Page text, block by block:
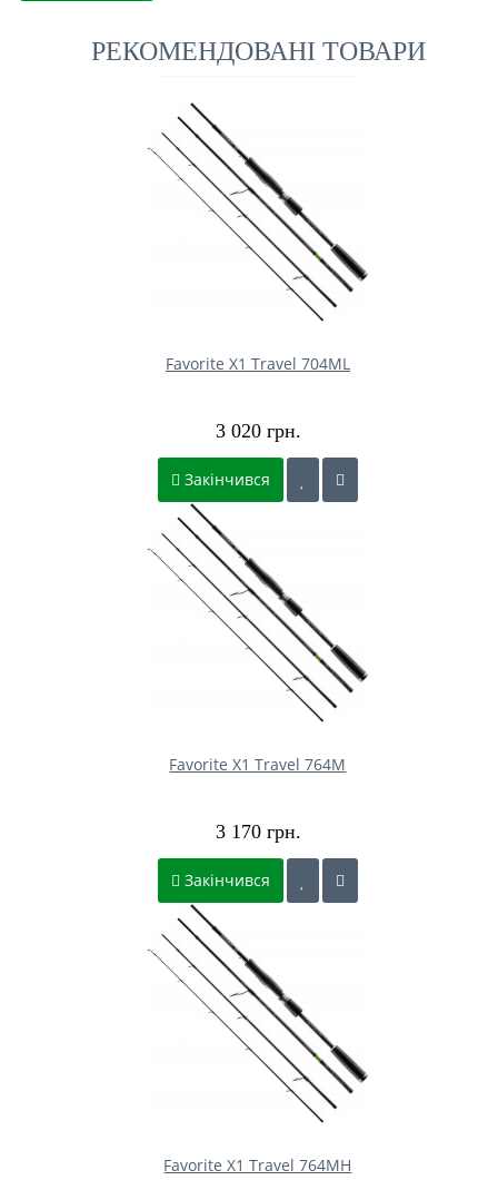
РЕКОМЕНДОВАНІ ТОВАРИ
Favorite X1 Travel 704ML
3 020 грн.
Закінчився
Favorite X1 Travel 764M
3 170 грн.
Закінчився
Favorite X1 Travel 764MH